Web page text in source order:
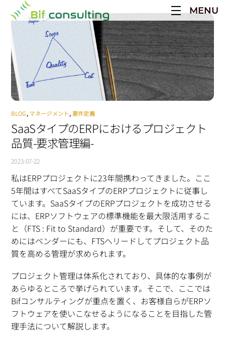
content
MENU
BLOG,マネージメント,要件定義
SaaSタイプのERPにおけるプロジェクト
品質-要求管理編-
2023-07-22
私はERPプロジェクトに23年間携わってきました。ここ
5年間はすべてSaaSタイプのERPプロジェクトに従事し
ています。SaaSタイプのERPプロジェクトを成功させる
には、ERPソフトウェアの標準機能を最大限活用するこ
と（FTS : Fit to Standard）が重要です。そして、そのた
めにはベンダーにも、FTSへリードしてプロジェクト品
質を高める管理が求められます。
プロジェクト管理は体系化されており、具体的な事例が
あらゆるところで挙げられています。そこで、ここでは
Bifコンサルティングが重点を置く、お客様自らがERPソ
フトウェアを使いこなせるようになることを目指した管
理手法について解説します。